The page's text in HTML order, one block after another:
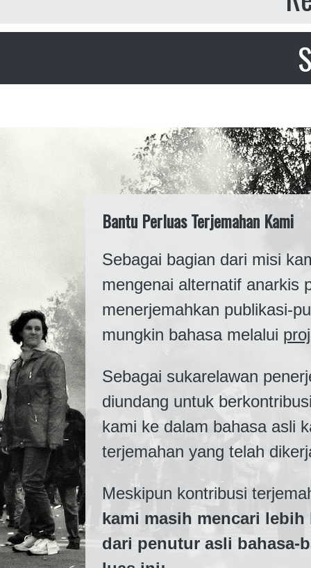
Bantu Perluas Terjemahan Kami
Sebagai bagian dari misi
mengenai alternatif anarkis
menerjemahkan publikasi-
mungkin bahasa melalui
Sebagai sukarelawan
diundang untuk
kami ke dalam bahasa asli
terjemahan yang telah
Meskipun kontribusi
kami masih mencari
dari penutur asli bahasa-